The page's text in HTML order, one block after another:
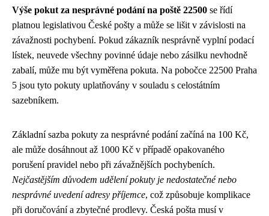
Výše pokut za nesprávné podání na poště 22500 se řídí
platnou legislativou České pošty a může se lišit v závislosti na
závažnosti pochybení. Pokud zákazník nesprávně vyplní podací
lístek, neuvede všechny povinné údaje nebo zásilku nevhodně
zabalí, může mu být vyměřena pokuta. Na pobočce 22500 Praha
5 jsou tyto pokuty uplatňovány v souladu s celostátním
sazebníkem.
Základní sazba pokuty za nesprávné podání začíná na 100 Kč,
ale může dosáhnout až 1000 Kč v případě opakovaného
porušení pravidel nebo při závažnějších pochybeních.
Nejčastějším důvodem udělení pokuty je nedostatečné nebo
nesprávné uvedení adresy příjemce, což způsobuje komplikace
při doručování a zbytečné prodlevy. Česká pošta musí v